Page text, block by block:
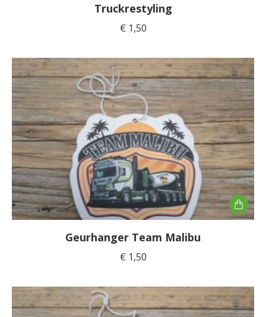
Truckrestyling
€ 1,50
Geurhanger Team Malibu
€ 1,50